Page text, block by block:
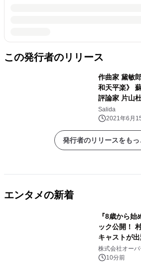
この発行者のリリース
作曲家 黛敏
和天平楽》
評論家 片山
郎と昭和天
えた特別盤！
Salida
2021年6月
発行者のリリースをもっ
エンタメの新着
『8歳から始
ック公開！
キャストが出
株式会社オー
10分前